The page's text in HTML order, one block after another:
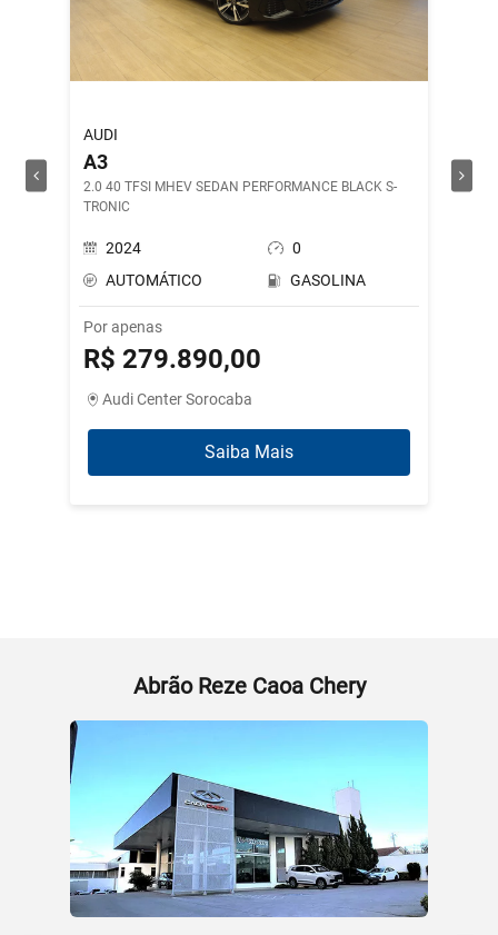
AUDI
A3
2.0 40 TFSI MHEV SEDAN PERFORMANCE BLACK S-
TRONIC
2024
0
AUTOMÁTICO
GASOLINA
Por apenas
R$ 279.890,00
Audi Center Sorocaba
Saiba Mais
DRILL
Abrão Reze Caoa Chery